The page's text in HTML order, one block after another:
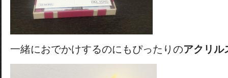
一緒におでかけするのにもぴったりのアクリル